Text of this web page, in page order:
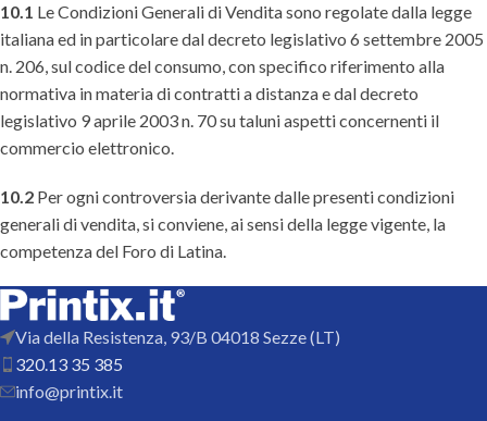
10.1 Le Condizioni Generali di Vendita sono regolate dalla legge
italiana ed in particolare dal decreto legislativo 6 settembre 2005
n. 206, sul codice del consumo, con specifico riferimento alla
normativa in materia di contratti a distanza e dal decreto
legislativo 9 aprile 2003 n. 70 su taluni aspetti concernenti il
commercio elettronico.
10.2 Per ogni controversia derivante dalle presenti condizioni
generali di vendita, si conviene, ai sensi della legge vigente, la
competenza del Foro di Latina.
Via della Resistenza, 93/B 04018 Sezze (LT)
320.13 35 385
info@printix.it